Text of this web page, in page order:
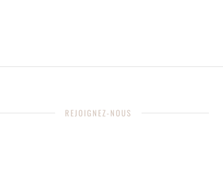
REJOIGNEZ-NOUS